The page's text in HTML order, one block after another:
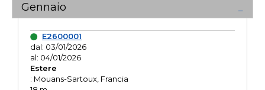
Gennaio
E2600001
dal: 03/01/2026
al: 04/01/2026
Estere
: Mouans-Sartoux, Francia